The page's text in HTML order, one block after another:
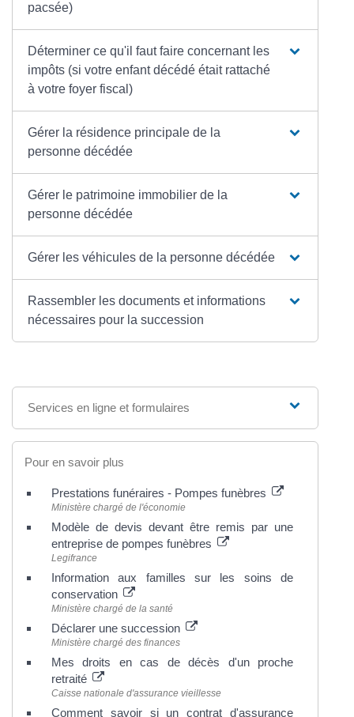
pacsée)
Déterminer ce qu'il faut faire concernant les
impôts (si votre enfant décédé était rattaché
à votre foyer fiscal)
Gérer la résidence principale de la
personne décédée
Gérer le patrimoine immobilier de la
personne décédée
Gérer les véhicules de la personne décédée
Rassembler les documents et informations
nécessaires pour la succession
Services en ligne et formulaires
Pour en savoir plus
Prestations funéraires - Pompes funèbres
Ministère chargé de l'économie
Modèle de devis devant être remis par une
entreprise de pompes funèbres
Legifrance
Information aux familles sur les soins de
conservation
Ministère chargé de la santé
Déclarer une succession
Ministère chargé des finances
Mes droits en cas de décès d'un proche
retraité
Caisse nationale d'assurance vieillesse
Comment savoir si un contrat d'assurance